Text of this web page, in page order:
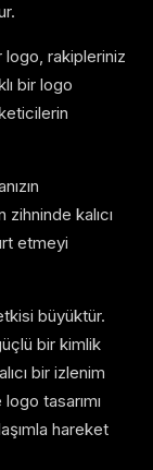
logo, rakipleriniz
bir logo
zihninde kalıcı
etmeyi
büyüktür.
bir kimlik
bir izlenim
tasarımı
hareket